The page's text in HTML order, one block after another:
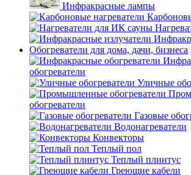
Инфракрасные лампы
Обогреватели для дома, дачи, бизнеса
обогреватели
Уличные
обогреватели
Газовые
Водонагреватели
Конвекторы
Теплый пол
Теплый плинтус
Греющие кабели